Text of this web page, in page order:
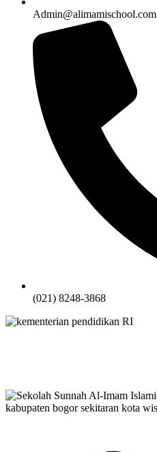
Admin@alimamischool.com
(021) 8248-3868